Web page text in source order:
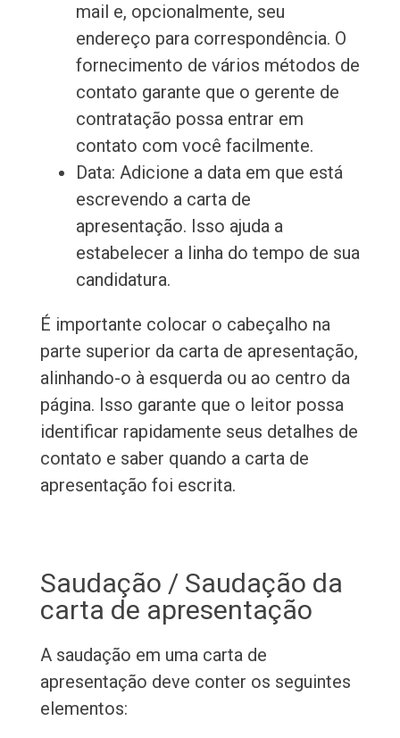
mail e, opcionalmente, seu
endereço para correspondência. O
fornecimento de vários métodos de
contato garante que o gerente de
contratação possa entrar em
contato com você facilmente.
Data: Adicione a data em que está
escrevendo a carta de
apresentação. Isso ajuda a
estabelecer a linha do tempo de sua
candidatura.
É importante colocar o cabeçalho na
parte superior da carta de apresentação,
alinhando-o à esquerda ou ao centro da
página. Isso garante que o leitor possa
identificar rapidamente seus detalhes de
contato e saber quando a carta de
apresentação foi escrita.
Saudação / Saudação da
carta de apresentação
A saudação em uma carta de
apresentação deve conter os seguintes
elementos: